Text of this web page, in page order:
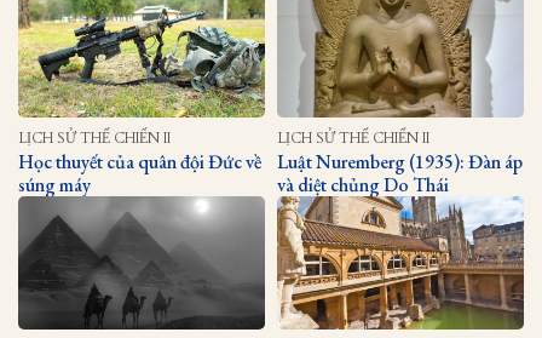
LỊCH SỬ THẾ CHIẾN II
Học thuyết của quân đội Đức về
súng máy
LỊCH SỬ THẾ CHIẾN II
Luật Nuremberg (1935): Đàn áp
và diệt chủng Do Thái